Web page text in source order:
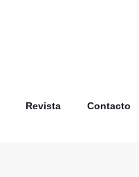
Revista Contacto